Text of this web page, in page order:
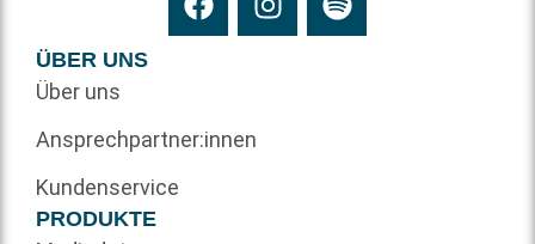
ÜBER UNS
Über uns
Ansprechpartner:innen
Kundenservice
PRODUKTE